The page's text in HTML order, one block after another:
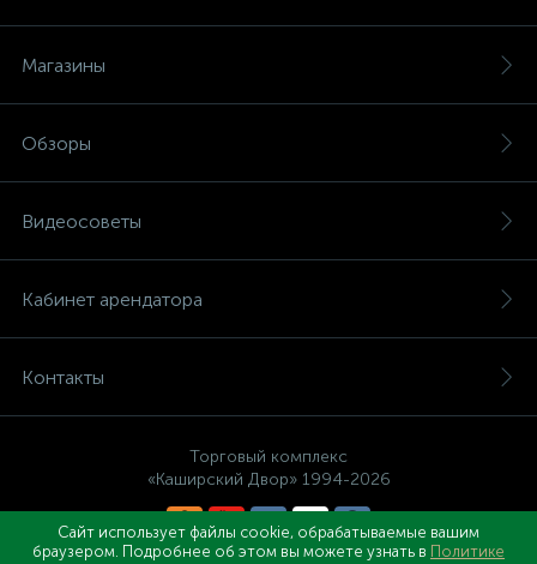
Магазины
Обзоры
Видеосоветы
Кабинет арендатора
Контакты
Торговый комплекс
«Каширский Двор» 1994-2026
Сайт использует файлы cookie, обрабатываемые вашим
браузером. Подробнее об этом вы можете узнать в Политике